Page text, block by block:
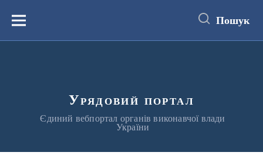
вмістуМеню Пошук
Урядовий портал
Єдиний вебпортал органів виконавчої влади
України